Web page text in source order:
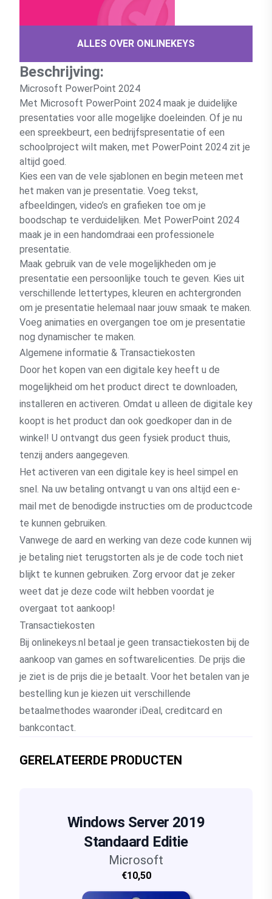
ALLES OVER ONLINEKEYS
Beschrijving:
Microsoft PowerPoint 2024
Met Microsoft PowerPoint 2024 maak je duidelijke
presentaties voor alle mogelijke doeleinden. Of je nu
een spreekbeurt, een bedrijfspresentatie of een
schoolproject wilt maken, met PowerPoint 2024 zit je
altijd goed.
Kies een van de vele sjablonen en begin meteen met
het maken van je presentatie. Voeg tekst,
afbeeldingen, video’s en grafieken toe om je
boodschap te verduidelijken. Met PowerPoint 2024
maak je in een handomdraai een professionele
presentatie.
Maak gebruik van de vele mogelijkheden om je
presentatie een persoonlijke touch te geven. Kies uit
verschillende lettertypes, kleuren en achtergronden
om je presentatie helemaal naar jouw smaak te maken.
Voeg animaties en overgangen toe om je presentatie
nog dynamischer te maken.
Algemene informatie & Transactiekosten
Door het kopen van een digitale key heeft u de
mogelijkheid om het product direct te downloaden,
installeren en activeren. Omdat u alleen de digitale key
koopt is het product dan ook goedkoper dan in de
winkel! U ontvangt dus geen fysiek product thuis,
tenzij anders aangegeven.
Het activeren van een digitale key is heel simpel en
snel. Na uw betaling ontvangt u van ons altijd een e-
mail met de benodigde instructies om de productcode
te kunnen gebruiken.
Vanwege de aard en werking van deze code kunnen wij
je betaling niet terugstorten als je de code toch niet
blijkt te kunnen gebruiken. Zorg ervoor dat je zeker
weet dat je deze code wilt hebben voordat je
overgaat tot aankoop!
Transactiekosten
Bij onlinekeys.nl betaal je geen transactiekosten bij de
aankoop van games en softwarelicenties. De prijs die
je ziet is de prijs die je betaalt. Voor het betalen van je
bestelling kun je kiezen uit verschillende
betaalmethodes waaronder iDeal, creditcard en
bankcontact.
GERELATEERDE PRODUCTEN
Windows Server 2019
Standaard Editie
Microsoft
€10,50